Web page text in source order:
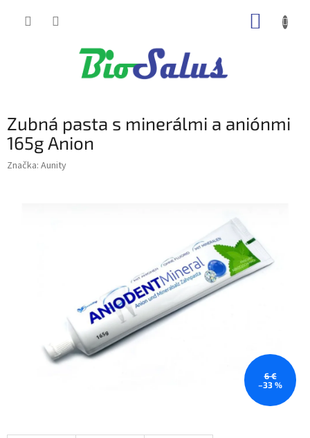
Zubná pasta s minerálmi a aniónmi
165g Anion
Značka: Aunity
6 €
–33 %